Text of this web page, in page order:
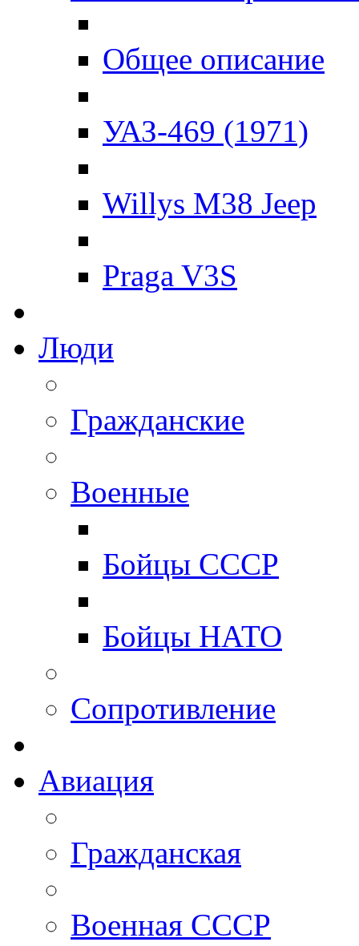
Общее описание
УАЗ-469 (1971)
Willys M38 Jeep
Praga V3S
Люди
Гражданские
Военные
Бойцы СССР
Бойцы НАТО
Сопротивление
Авиация
Гражданская
Военная СССР